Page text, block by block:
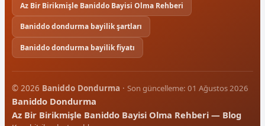
Az Bir Birikmişle Baniddo Bayisi Olma Rehberi
Baniddo dondurma bayilik şartları
Baniddo dondurma bayilik fiyatı
© 2026 Baniddo Dondurma · Son güncelleme: 01 Ağustos 2026
Baniddo Dondurma
Az Bir Birikmişle Baniddo Bayisi Olma Rehberi — Blog